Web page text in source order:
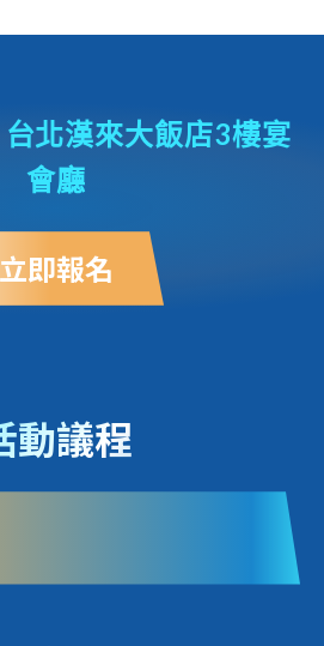
北漢來大飯店3樓宴
會廳
立即報名
動議程